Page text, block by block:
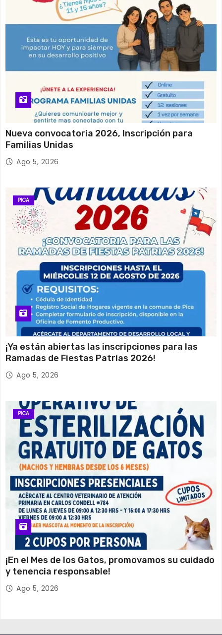
Nueva convocatoria 2026, Inscripción para
Familias Unidas
Ago 5, 2026
PICA
¡Ya están abiertas las inscripciones para las
Ramadas de Fiestas Patrias 2026!
Ago 5, 2026
PICA
¡En el Mes de los Gatos, promovamos su cuidado
y tenencia responsable!
Ago 5, 2026